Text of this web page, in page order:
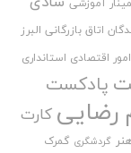
اتاق بازرگانی البرز
اقتصادی استانداری
پادکست
رضایی کارت
گردشگری گمرک